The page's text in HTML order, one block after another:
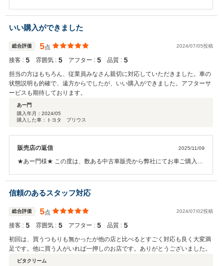
ら感謝しております。何かお困りの際はぜひお気軽にお立ち寄りくだ
さい。今後とも、どうぞ宜しくお願い致します。
いい購入ができました
総合評価 5点 2024/07/05投稿
接客 : 5 雰囲気 : 5 アフター : 5 品質 : 5
担当の方はもちろん、従業員みなさん親切に対応していただきました。車の
状態説明も的確で、遠方からでしたが、いい購入ができました。アフターサ
ービスも期待しております。
あー門
購入年月： 2024/05
購入した車：トヨタ プリウス
販売店の返信 2025/11/09
★あー門様★ この度は、数ある中古車販売から弊社にてお車ご購入い
の信頼を得て、皆様にお安く、より良いお車をご提供致しますので今
後とも宜しくお願い致します！！また何か、ご不安な事や、ご心配な
事がありましたらいつでもご連絡いただきますようお願い申し上げま
す。
信頼のあるスタッフ対応
総合評価 5点 2024/07/02投稿
接客 : 5 雰囲気 : 5 アフター : 5 品質 : 5
初回は、買うつもりも無かったが他の店と比べるとすごく対応も良く大変満
足です。他に買う人がいれば一押しのお店です。ありがとうございました。
ビタクリーム